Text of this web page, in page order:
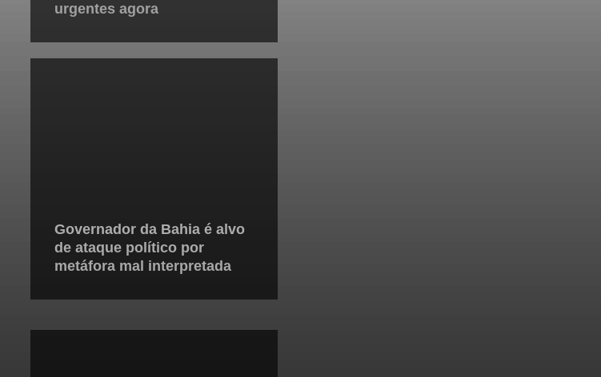
urgentes agora
Governador da Bahia é alvo
de ataque político por
metáfora mal interpretada